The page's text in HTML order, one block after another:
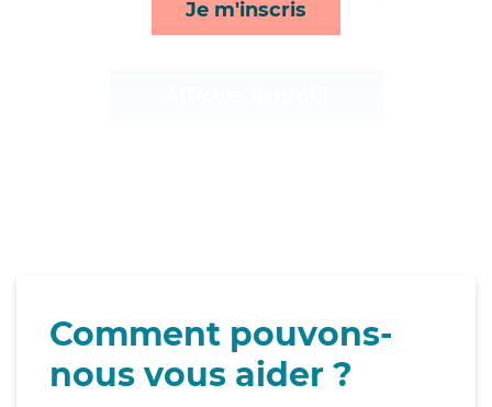
Je m'inscris
courses/livraison*
Comment pouvons-
nous vous aider ?